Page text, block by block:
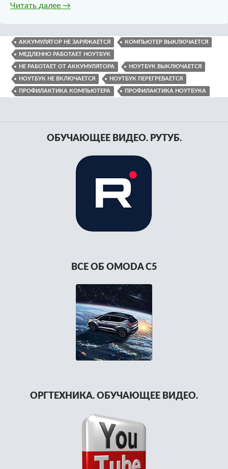
Читать далее Как продлить жизнь своему компьютеру
→
АККУМУЛЯТОР НЕ ЗАРЯЖАЕТСЯ КОМПЬЮТЕР ВЫКЛЮЧАЕТСЯ
МЕДЛЕННО РАБОТАЕТ НОУТБУК
НЕ РАБОТАЕТ ОТ АККУМУЛЯТОРА НОУТБУК ВЫКЛЮЧАЕТСЯ
НОУТБУК НЕ ВКЛЮЧАЕТСЯ НОУТБУК ПЕРЕГРЕВАЕТСЯ
ПРОФИЛАКТИКА КОМПЬЮТЕРА ПРОФИЛАКТИКА НОУТБУКА
ОБУЧАЮЩЕЕ ВИДЕО. РУТУБ.
ВСЕ ОБ OMODA C5
ОРГТЕХНИКА. ОБУЧАЮЩЕЕ ВИДЕО.